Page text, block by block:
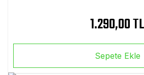
1.290,00 TL
Sepete Ekle